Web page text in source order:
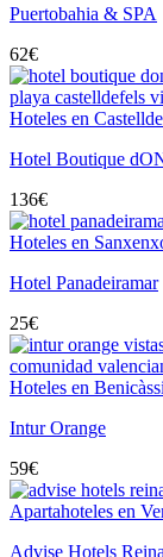
Puertobahia & SPA
62€
Hoteles en
Hotel Boutique
136€
Hoteles en
Hotel Panadeiramar
25€
Hoteles en
Intur Orange
59€
Apartahoteles en
Advise Hotels Reina